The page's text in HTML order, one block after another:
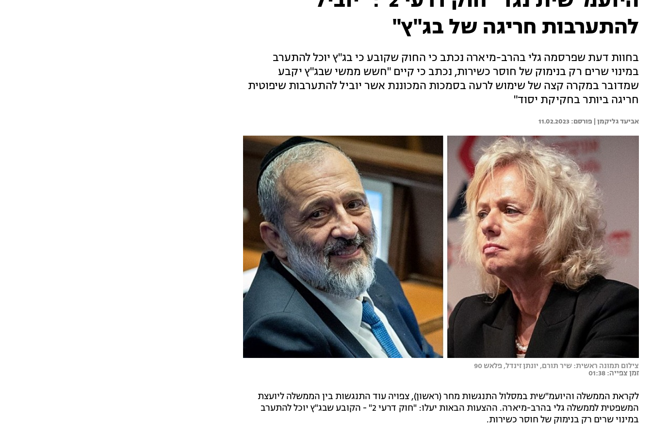
להתערבות חריגה של בג"ץ"
בחוות דעת שפרסמה גלי בהרב-מיארה נכתב כי החוק שקובע כי בג"ץ יוכל להתערב
במינוי שרים רק בנימוק של חוסר כשירות, נכתב כי קיים "חשש ממשי שבג"ץ יקבע
שמדובר במקרה קצה של שימוש לרעה בסמכות המכוננת אשר יוביל להתערבות שיפוטית
חריגה ביותר בחקיקת יסוד"
אביעד גליקמן | 11.02.2023
צילום תמונה ראשית: שיר תורם, יונתן זינדל, פלאש 90
זמן צפייה: 01:38
לקראת הממשלה והיועמ"שית במסלול התנגשות מחר (ראשון), צפויה עוד התנגשות בין הממשלה ליועצת
המשפטית לממשלה גלי בהרב-מיארה. ההצעות הבאות יעלו: "חוק דרעי 2" - הקובע שבג"ץ יוכל להתערב
במינוי שרים רק בנימוק של חוסר כשירות.